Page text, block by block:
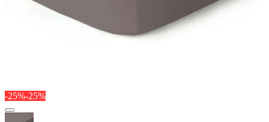
-25%-25%